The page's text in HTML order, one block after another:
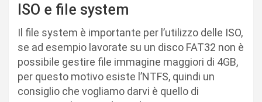
ISO e file system
Il file system è importante per l’utilizzo delle ISO,
se ad esempio lavorate su un disco FAT32 non è
possibile gestire file immagine maggiori di 4GB,
per questo motivo esiste l’NTFS, quindi un
consiglio che vogliamo darvi è quello di